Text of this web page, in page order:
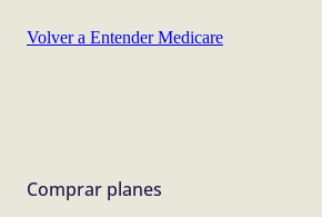
Volver a Entender Medicare
Comprar planes